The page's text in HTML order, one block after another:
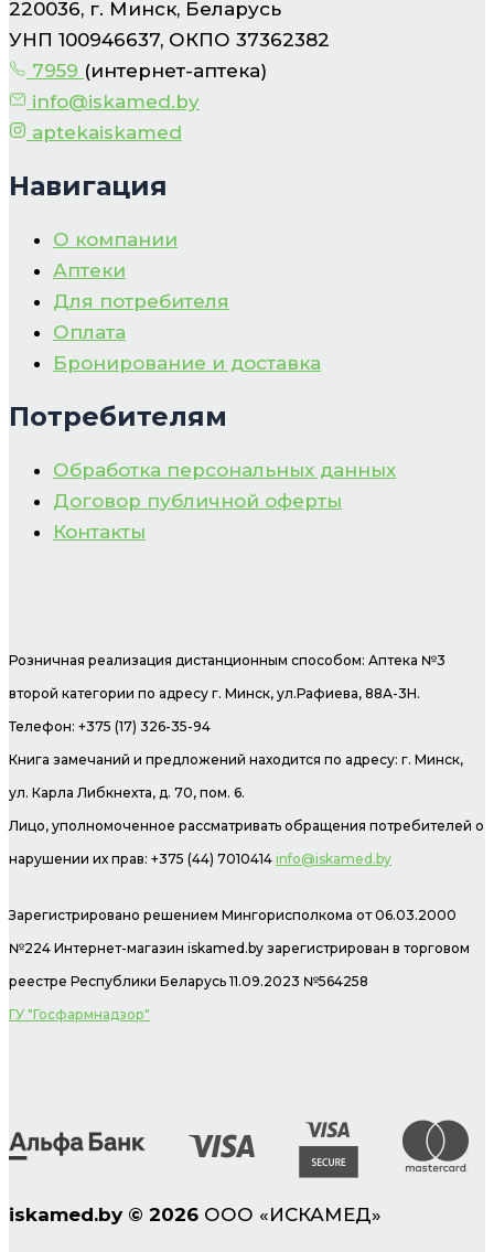
220036, г. Минск, Беларусь
УНП 100946637, ОКПО 37362382
7959 (интернет-аптека)
info@iskamed.by
aptekaiskamed
Навигация
О компании
Аптеки
Для потребителя
Оплата
Бронирование и доставка
Потребителям
Обработка персональных данных
Договор публичной оферты
Контакты
Розничная реализация дистанционным способом: Аптека №3
второй категории по адресу г. Минск, ул.Рафиева, 88А-3Н.
Телефон: +375 (17) 326-35-94
Книга замечаний и предложений находится по адресу: г. Минск,
ул. Карла Либкнехта, д. 70, пом. 6.
Лицо, уполномоченное рассматривать обращения потребителей о
нарушении их прав: +375 (44) 7010414 info@iskamed.by
Зарегистрировано решением Мингорисполкома от 06.03.2000
№224 Интернет-магазин iskamed.by зарегистрирован в торговом
реестре Республики Беларусь 11.09.2023 №564258
ГУ "Госфармнадзор"
iskamed.by © 2026 ООО «ИСКАМЕД»